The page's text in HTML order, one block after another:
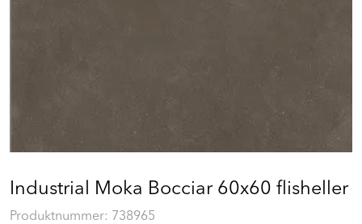
Industrial Moka Bocciar 60x60 flisheller
Produktnummer: 738965
Min side
Logg inn